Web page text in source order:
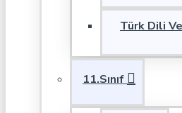
Türk Dili
11.Sınıf